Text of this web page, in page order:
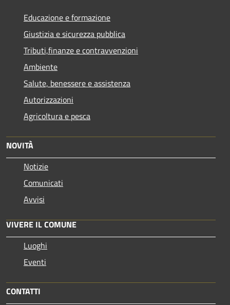
Educazione e formazione
Giustizia e sicurezza pubblica
Tributi,finanze e contravvenzioni
Ambiente
Salute, benessere e assistenza
Autorizzazioni
Agricoltura e pesca
NOVITÀ
Notizie
Comunicati
Avvisi
VIVERE IL COMUNE
Luoghi
Eventi
CONTATTI